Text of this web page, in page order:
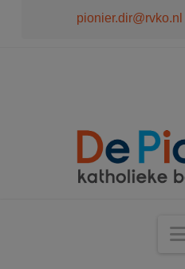
pionier.dir@rvko.nl